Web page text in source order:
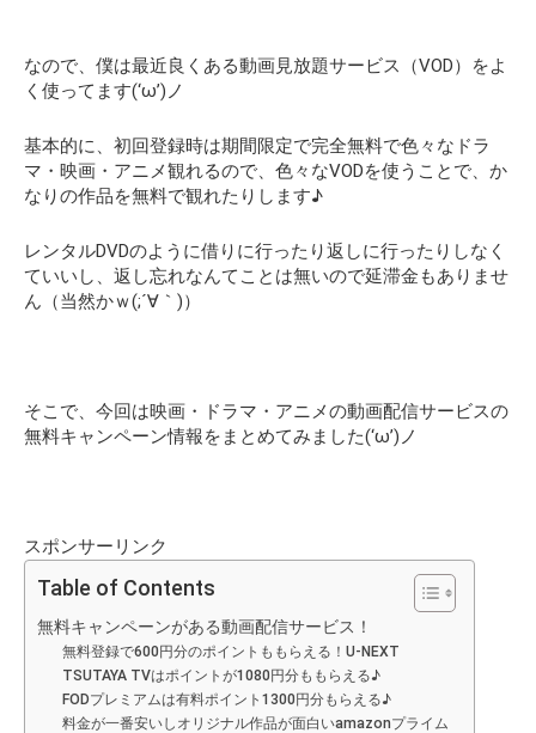
なので、僕は最近良くある動画見放題サービス（VOD）をよ
く使ってます(‘ω’)ノ
基本的に、初回登録時は期間限定で完全無料で色々なドラ
マ・映画・アニメ観れるので、色々なVODを使うことで、か
なりの作品を無料で観れたりします♪
レンタルDVDのように借りに行ったり返しに行ったりしなく
ていいし、返し忘れなんてことは無いので延滞金もありませ
ん（当然かｗ(;´∀｀)）
そこで、今回は映画・ドラマ・アニメの動画配信サービスの
無料キャンペーン情報をまとめてみました(‘ω’)ノ
スポンサーリンク
Table of Contents
無料キャンペーンがある動画配信サービス！
無料登録で600円分のポイントももらえる！U-NEXT
TSUTAYA TVはポイントが1080円分ももらえる♪
FODプレミアムは有料ポイント1300円分もらえる♪
料金が一番安いしオリジナル作品が面白いamazonプライム